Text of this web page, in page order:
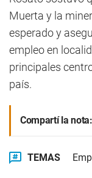
Muerta y la
esperado y
empleo en
principales
país.
Compartí la nota:
TEMAS